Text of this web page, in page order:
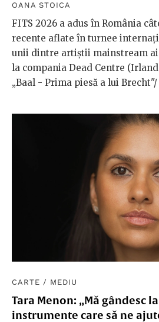
OANA STOICA
FITS 2026 a adus în România
recente aflate în turnee
unii dintre artiștii mainstream
la compania Dead Centre
„Baal - Prima piesă a lui Brecht"/
CARTE / MEDIU
Tara Menon: „Mă gândesc
instrumente care să ne